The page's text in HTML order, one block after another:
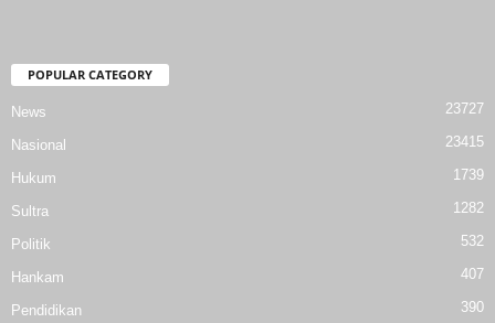
POPULAR CATEGORY
News 23727
Nasional 23415
Hukum 1739
Sultra 1282
Politik 532
Hankam 407
Pendidikan 390